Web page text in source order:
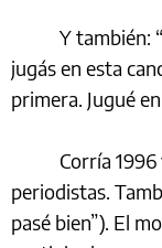
Y también:
jugás en esta
primera. Jugué
Corría 1996 y
periodistas.
pasé bien”). El